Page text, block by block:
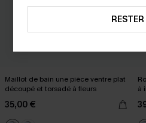
Maillot de bain une pièce ventre plat
découpé et torsadé à fleurs
35,00 €
à
RESTER